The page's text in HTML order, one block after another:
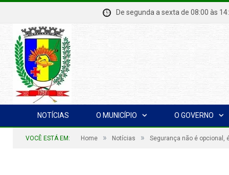
De segunda a sexta de 08:00
NOTÍCIAS O MUNICÍPIO O GOVERNO
VOCÊ ESTÁ EM: Home » Notícias » Segurança não é opcional,